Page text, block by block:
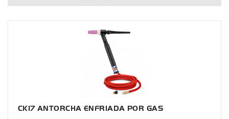
CK17 ANTORCHA ENFRIADA POR GAS